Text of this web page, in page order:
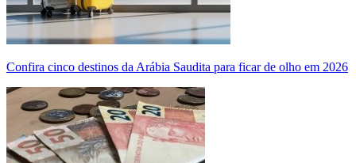
Confira cinco destinos da Arábia Saudita para ficar de olho em 2026